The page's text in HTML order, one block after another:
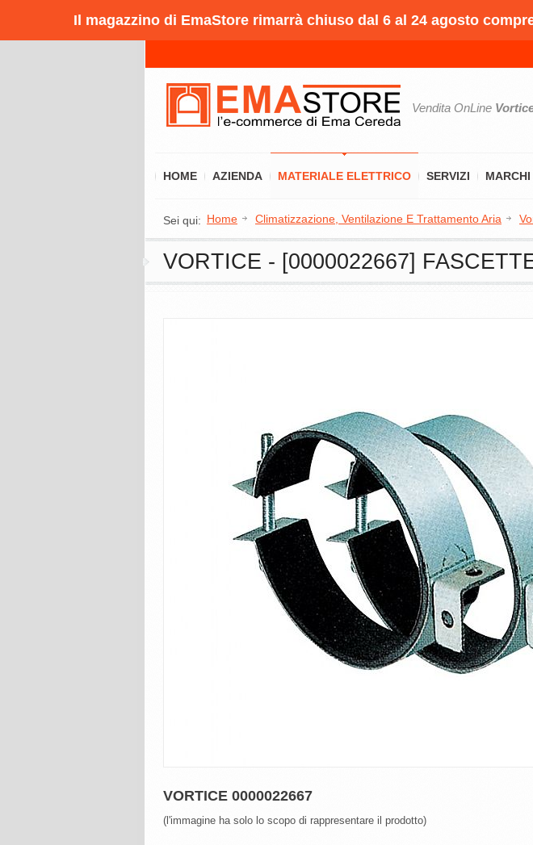
Il magazzino di EmaStore rimarrà chiuso dal 6 al 24 agosto
Vendita OnLine
HOME AZIENDA MATERIALE ELETTRICO SERVIZI MARCHI
Sei qui: Home Climatizzazione, Ventilazione E Trattamento Aria
VORTICE - [0000022667]
VORTICE 0000022667
(l'immagine ha solo lo scopo di rappresentare il prodotto)